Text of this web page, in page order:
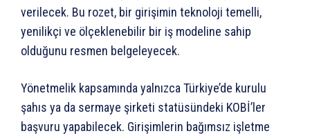
verilecek. Bu rozet, bir girişimin teknoloji temelli,
yenilikçi ve ölçeklenebilir bir iş modeline sahip
olduğunu resmen belgeleyecek.
Yönetmelik kapsamında yalnızca Türkiye’de kurulu
şahıs ya da sermaye şirketi statüsündeki KOBİ’ler
başvuru yapabilecek. Girişimlerin bağımsız işletme